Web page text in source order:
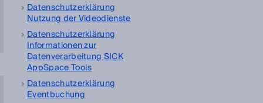
Datenschutzerklärung
Nutzung der Videodienste
Datenschutzerklärung
Informationen zur
Datenverarbeitung SICK
AppSpace Tools
Datenschutzerklärung
Eventbuchung